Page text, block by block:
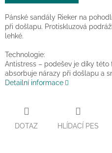
Pánské sandály Rieker na
při došlapu. Protiskluzová
lehké.
Technologie:
Antistress – podešev je díky této
absorbuje nárazy při došlapu a
Detailní informace
DOTAZ HLÍDACÍ PES